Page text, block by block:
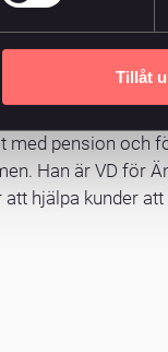
Tillåt
Niclas
Verkställande
076-
med pension och
Han är VD för
hjälpa kunder